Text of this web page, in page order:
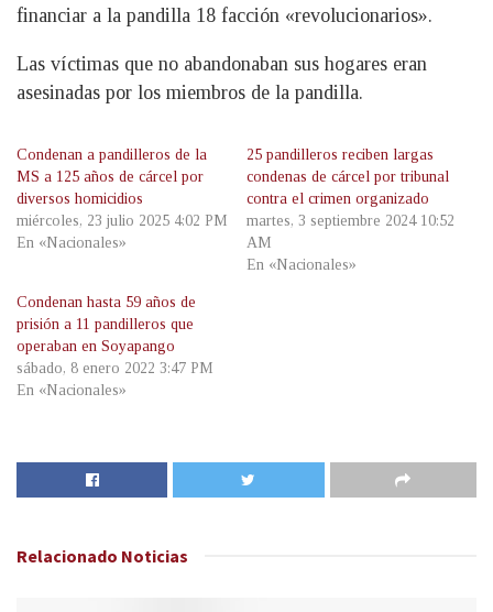
financiar a la pandilla 18 facción «revolucionarios».
Las víctimas que no abandonaban sus hogares eran
asesinadas por los miembros de la pandilla.
Condenan a pandilleros de la
MS a 125 años de cárcel por
diversos homicidios
miércoles, 23 julio 2025 4:02 PM
En «Nacionales»
25 pandilleros reciben largas
condenas de cárcel por tribunal
contra el crimen organizado
martes, 3 septiembre 2024 10:52
AM
En «Nacionales»
Condenan hasta 59 años de
prisión a 11 pandilleros que
operaban en Soyapango
sábado, 8 enero 2022 3:47 PM
En «Nacionales»
Relacionado Noticias